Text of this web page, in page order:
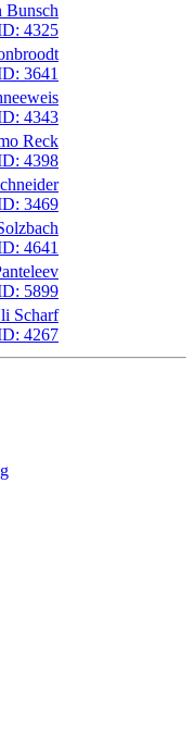
Bunsch
4325
3641
4343
Reck
4398
3469
4641
5899
Scharf
4267